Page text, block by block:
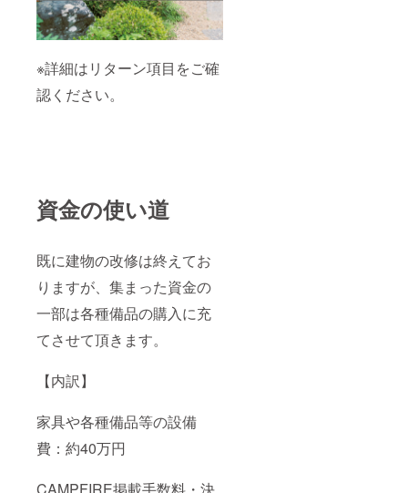
※詳細はリターン項目をご確
認ください。
資金の使い道
既に建物の改修は終えてお
りますが、集まった資金の
一部は各種備品の購入に充
てさせて頂きます。
【内訳】
家具や各種備品等の設備
費：約40万円